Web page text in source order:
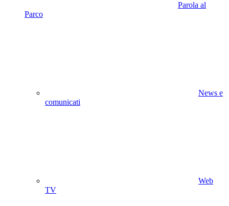
Parola al
Parco
News e
comunicati
Web
TV